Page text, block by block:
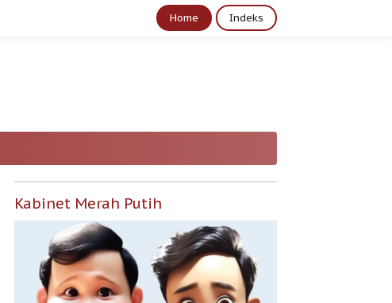
Home Indeks
Kabinet Merah Putih